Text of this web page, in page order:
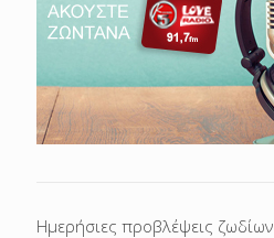
Ημερήσιες προβλέψεις ζωδίων